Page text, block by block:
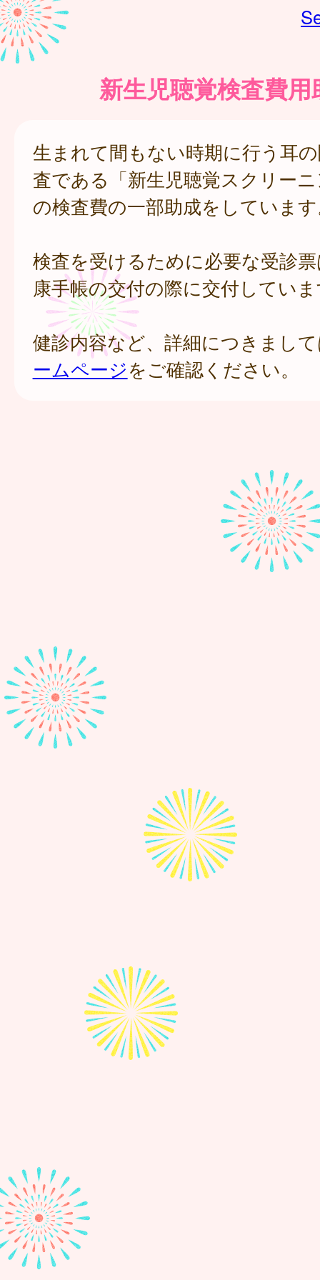
新生児聴覚検査費用
生まれて間もない時期に行う耳
査である「新生児聴覚スクリー
の検査費の一部助成をしていま
検査を受けるために必要な受診
康手帳の交付の際に交付してい
健診内容など、詳細につきまし
ームページをご確認ください。